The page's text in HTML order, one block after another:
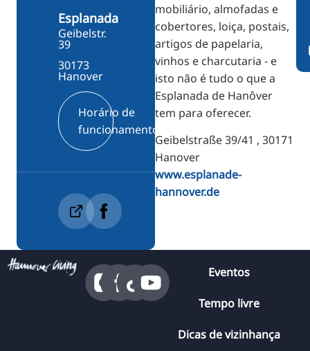
mobiliário, almofadas e
cobertores, loiça, postais,
artigos de papelaria,
vinhos e charcutaria - e
isto não é tudo o que a
Esplanada de Hanôver
tem para oferecer.
Geibelstraße 39/41 , 30171
Hanover
www.esplanade-
hannover.de
Esplanada
Geibelstr.
39
30173
Hanover
Horário de
funcionamento
Eventos
Tempo livre
Dicas de vizinhança